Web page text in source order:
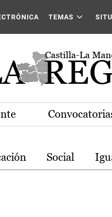
Mancha
TEMAS
Social